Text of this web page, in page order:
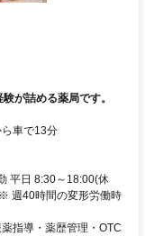
が詰める薬局です。
車で13分
平日 8:30～18:00(休
週40時間の変形労働時
指導・薬歴管理・OTC